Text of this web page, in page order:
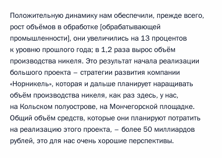
Положительную динамику нам обеспечили, прежде всего,
рост объёмов в обработке [обрабатывающей
промышленности], они увеличились на 13 процентов
к уровню прошлого года; в 1,2 раза вырос объём
производства никеля. Это результат начала реализации
большого проекта – стратегии развития компании
«Норникель», которая и дальше планирует наращивать
объём производства никеля, как раз здесь, у нас,
на Кольском полуострове, на Мончегорской площадке.
Общий объём средств, которые они планируют потратить
на реализацию этого проекта, – более 50 миллиардов
рублей, это для нас очень хорошие перспективы.